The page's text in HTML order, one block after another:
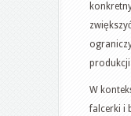
W
falcerki i